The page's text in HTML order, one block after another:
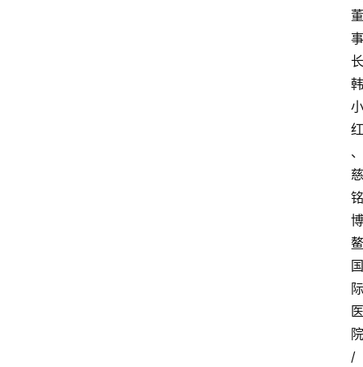
董
事
长
韩
小
红
、
慈
铭
博
鳌
国
际
医
院
/